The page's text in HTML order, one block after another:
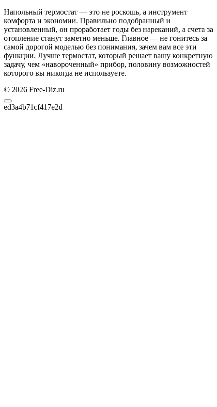
Напольный термостат — это не роскошь, а инструмент
комфорта и экономии. Правильно подобранный и
установленный, он проработает годы без нареканий, а счета за
отопление станут заметно меньше. Главное — не гонитесь за
самой дорогой моделью без понимания, зачем вам все эти
функции. Лучше термостат, который решает вашу конкретную
задачу, чем «навороченный» прибор, половину возможностей
которого вы никогда не используете.
© 2026 Free-Diz.ru
ed3a4b71cf417e2d